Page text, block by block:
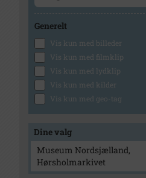
Generelt
Vis kun med billeder
Vis kun med filmklip
Vis kun med lydklip
Vis kun med kilder
Vis kun med geo-tag
Dine valg
Museum Nordsjælland,
Hørsholmarkivet